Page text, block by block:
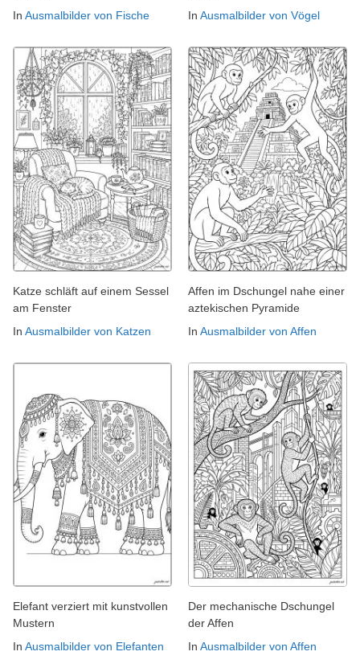
In Ausmalbilder von Fische
In Ausmalbilder von Vögel
Katze schläft auf einem Sessel
am Fenster
In Ausmalbilder von Katzen
Affen im Dschungel nahe einer
aztekischen Pyramide
In Ausmalbilder von Affen
Elefant verziert mit kunstvollen
Mustern
In Ausmalbilder von Elefanten
Der mechanische Dschungel
der Affen
In Ausmalbilder von Affen